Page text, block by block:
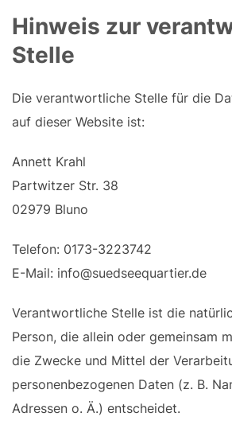
Hinweis zur
Stelle
Die verantwortliche Stelle für die
auf dieser Website ist:
Annett Krahl
Partwitzer Str. 38
02979 Bluno
Telefon: 0173-3223742
E-Mail: info@suedseequartier.de
Verantwortliche Stelle ist die
Person, die allein oder gemeinsam
die Zwecke und Mittel der
personenbezogenen Daten (z. B.
Adressen o. Ä.) entscheidet.